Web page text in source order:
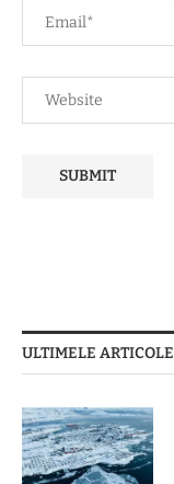
ULTIMELE ARTICOLE